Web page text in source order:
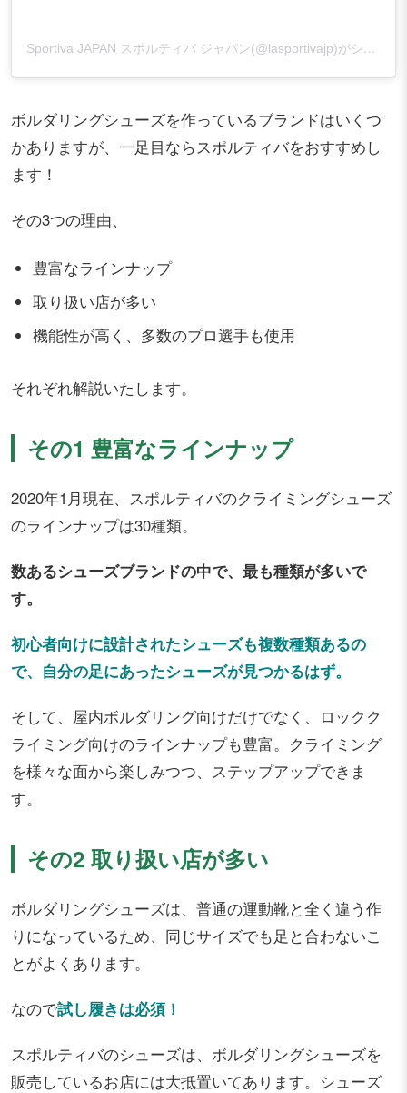
Sportiva JAPAN スポルティバ ジャパン(@lasportivajp)がシェアした投稿
ボルダリングシューズを作っているブランドはいくつ
かありますが、一足目ならスポルティバをおすすめし
ます！
その3つの理由、
豊富なラインナップ
取り扱い店が多い
機能性が高く、多数のプロ選手も使用
それぞれ解説いたします。
その1 豊富なラインナップ
2020年1月現在、スポルティバのクライミングシューズ
のラインナップは30種類。
数あるシューズブランドの中で、最も種類が多いで
す。
初心者向けに設計されたシューズも複数種類あるの
で、自分の足にあったシューズが見つかるはず。
そして、屋内ボルダリング向けだけでなく、ロックク
ライミング向けのラインナップも豊富。クライミング
を様々な面から楽しみつつ、ステップアップできま
す。
その2 取り扱い店が多い
ボルダリングシューズは、普通の運動靴と全く違う作
りになっているため、同じサイズでも足と合わないこ
とがよくあります。
なので試し履きは必須！
スポルティバのシューズは、ボルダリングシューズを
販売しているお店には大抵置いてあります。シューズ